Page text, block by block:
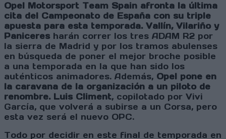
Opel Motorsport Team Spain afronta la última
cita del Campeonato de España con su triple
apuesta para esta temporada. Vallín, Vilariño y
Paniceres harán correr los tres ADAM R2 por
la sierra de Madrid y por los tramos abulenses
en búsqueda de poner el mejor broche posible
a una temporada en la que han sido los
auténticos animadores. Además, Opel pone en
la caravana de la organización a un piloto de
renombre. Luis Climent, copilotado por Vivi
García, que volverá a subirse a un Corsa, pero
esta vez será el nuevo OPC.
Todo por decidir en este final de temporada en